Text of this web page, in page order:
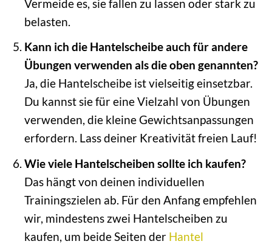
Vermeide es, sie fallen zu lassen oder stark zu
belasten.
Kann ich die Hantelscheibe auch für andere
Übungen verwenden als die oben genannten?
Ja, die Hantelscheibe ist vielseitig einsetzbar.
Du kannst sie für eine Vielzahl von Übungen
verwenden, die kleine Gewichtsanpassungen
erfordern. Lass deiner Kreativität freien Lauf!
Wie viele Hantelscheiben sollte ich kaufen?
Das hängt von deinen individuellen
Trainingszielen ab. Für den Anfang empfehlen
wir, mindestens zwei Hantelscheiben zu
kaufen, um beide Seiten der Hantel